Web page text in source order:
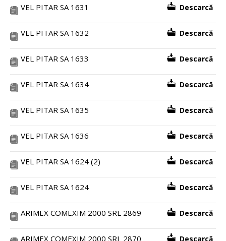
VEL PITAR SA 1631 Descarcă
VEL PITAR SA 1632 Descarcă
VEL PITAR SA 1633 Descarcă
VEL PITAR SA 1634 Descarcă
VEL PITAR SA 1635 Descarcă
VEL PITAR SA 1636 Descarcă
VEL PITAR SA 1624 (2) Descarcă
VEL PITAR SA 1624 Descarcă
ARIMEX COMEXIM 2000 SRL 2869 Descarcă
ARIMEX COMEXIM 2000 SRL 2870 Descarcă